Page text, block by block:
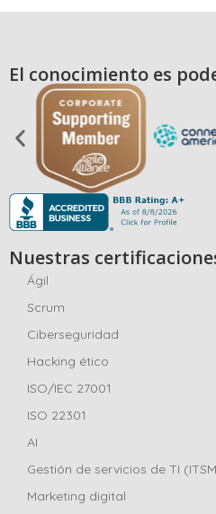
El conocimiento es
Nuestras
Ágil
Scrum
Ciberseguridad
Hacking ético
ISO/IEC 27001
ISO 22301
AI
Gestión de servicios de TI
Marketing digital